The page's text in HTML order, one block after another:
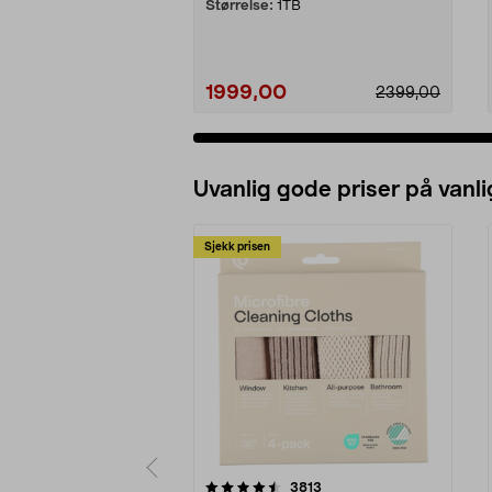
Størrelse: 1TB
1999,00 2399,00
Uvanlig gode priser på
Sjekk prisen
3813
4.5av 5 stjerner